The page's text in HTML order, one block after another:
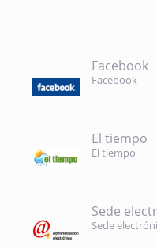
Facebook
Facebook
El tiempo
El tiempo
Sede
Sede